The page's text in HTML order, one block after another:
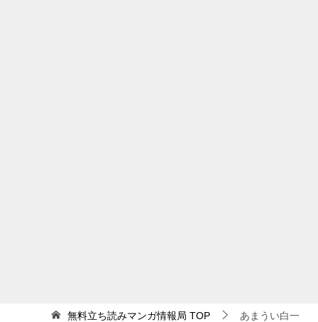
無料立ち読みマンガ情報局 TOP あまうい白一